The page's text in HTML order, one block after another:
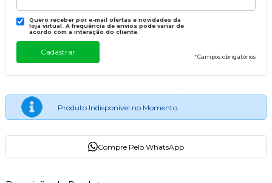
Quero receber por e-mail ofertas e novidades da
loja virtual. A frequência de envios pode variar de
acordo com a interação do cliente.
*Campos obrigatórios
Produto Indisponível no Momento
Compre Pelo WhatsApp